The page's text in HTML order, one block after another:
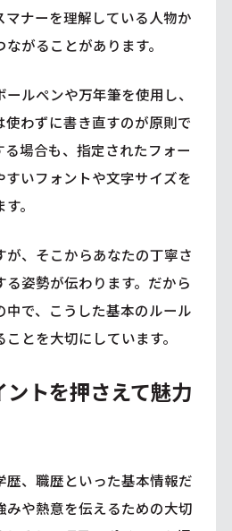
マナーを理解している人物か
がることがあります。
ルペンや万年筆を使用し、
わずに書き直すのが原則で
場合も、指定されたフォー
いフォントや文字サイズを
。
が、そこからあなたの丁寧さ
姿勢が伝わります。だから
中で、こうした基本のルール
とを大切にしています。
トを押さえて魅力
歴、職歴といった基本情報だ
みや熱意を伝えるための大切